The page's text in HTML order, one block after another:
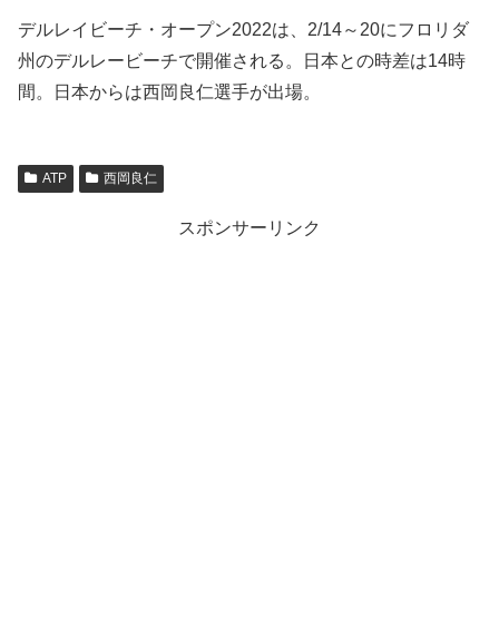
デルレイビーチ・オープン2022は、2/14～20にフロリダ
州のデルレービーチで開催される。日本との時差は14時
間。日本からは西岡良仁選手が出場。
ATP 西岡良仁
スポンサーリンク